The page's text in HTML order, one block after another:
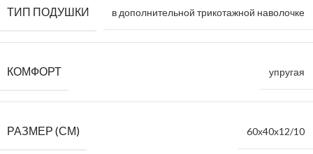
ТИП ПОДУШКИ
в дополнительной трикотажной наволочке
КОМФОРТ упругая
РАЗМЕР (СМ) 60х40х12/10